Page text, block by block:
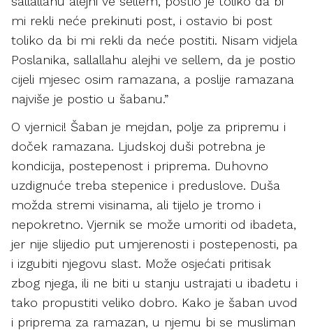
mi rekli neće prekinuti post, i ostavio bi post
toliko da bi mi rekli da neće postiti. Nisam vidjela
Poslanika, sallallahu alejhi ve sellem, da je postio
cijeli mjesec osim ramazana, a poslije ramazana
najviše je postio u šabanu.”
O vjernici! Šaban je mejdan, polje za pripremu i
doček ramazana. Ljudskoj duši potrebna je
kondicija, postepenost i priprema. Duhovno
uzdignuće treba stepenice i preduslove. Duša
možda stremi visinama, ali tijelo je tromo i
nepokretno. Vjernik se može umoriti od ibadeta,
jer nije slijedio put umjerenosti i postepenosti, pa
i izgubiti njegovu slast. Može osjećati pritisak
zbog njega, ili ne biti u stanju ustrajati u ibadetu i
tako propustiti veliko dobro. Kako je šaban uvod
i priprema za ramazan, u njemu bi se musliman